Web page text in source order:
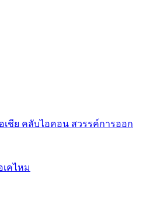
เชีย คลับไอคอน สวรรค์การออก
เคไหม